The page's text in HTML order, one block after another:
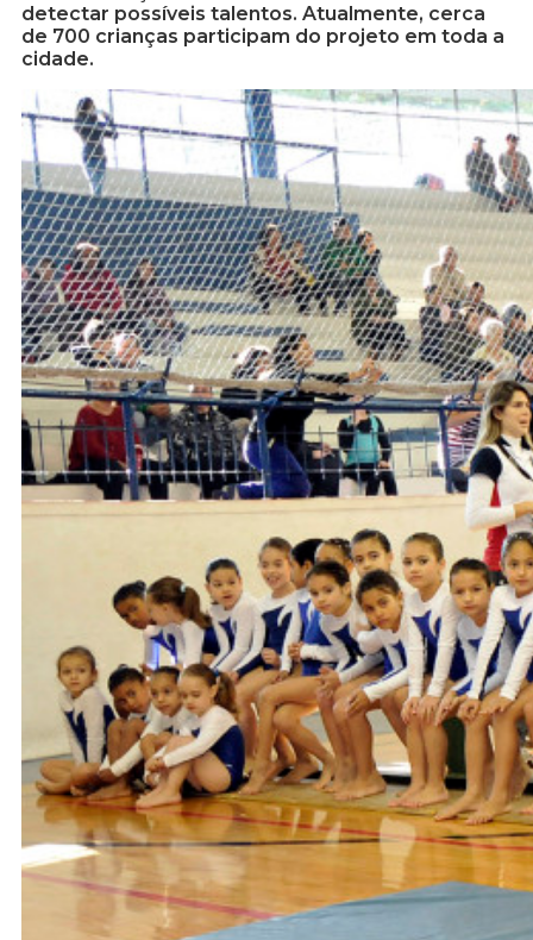
detectar possíveis talentos. Atualmente, cerca
de 700 crianças participam do projeto em toda a
cidade.